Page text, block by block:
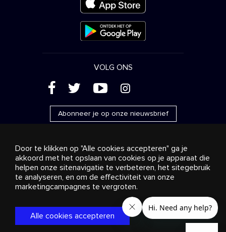
VOLG ONS
( ' + &
Abonneer je op onze nieuwsbrief
Reclame
Streaming en distributie
Consumentenproducten
Bedrijfsoplossingen
Over ons
Cookies settings
© 2018-2025 Stingray Group Inc. Alle rechten voorbehouden.
STINGRAY®, STINGRAY® MUSIC en andere verwante merken
en logo’s zijn handelsmerken van Stingray Group in Canada,
Door te klikken op "Alle cookies accepteren" ga je
akkoord met het opslaan van cookies op je apparaat die
helpen onze sitenavigatie te verbeteren, het sitegebruik
te analyseren, en om de effectiviteit van onze
marketingcampagnes te vergroten.
Alle cookies accepteren